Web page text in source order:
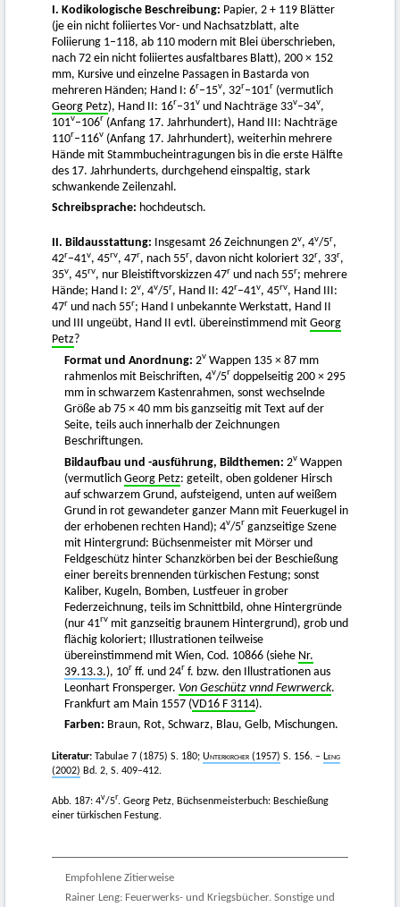
I. Kodikologische Beschreibung: Papier, 2 + 119 Blätter
(je ein nicht foliiertes Vor- und Nachsatzblatt, alte
Foliierung 1–118, ab 110 modern mit Blei überschrieben,
nach 72 ein nicht foliiertes ausfaltbares Blatt), 200 × 152
mm, Kursive und einzelne Passagen in Bastarda von
mehreren Händen; Hand I: 6r–15v, 32r–101r (vermutlich
Georg Petz), Hand II: 16r–31v und Nachträge 33v–34v,
101v–106r (Anfang 17. Jahrhundert), Hand III: Nachträge
110r–116v (Anfang 17. Jahrhundert), weiterhin mehrere
Hände mit Stammbucheintragungen bis in die erste Hälfte
des 17. Jahrhunderts, durchgehend einspaltig, stark
schwankende Zeilenzahl.
Schreibsprache: hochdeutsch.
II. Bildausstattung: Insgesamt 26 Zeichnungen 2v, 4v/5r,
42r–41v, 45rv, 47r, nach 55r, davon nicht koloriert 32r, 33r,
35v, 45rv, nur Bleistiftvorskizzen 47r und nach 55r; mehrere
Hände; Hand I: 2v, 4v/5r, Hand II: 42r–41v, 45rv, Hand III:
47r und nach 55r; Hand I unbekannte Werkstatt, Hand II
und III ungeübt, Hand II evtl. übereinstimmend mit Georg
Petz?
Format und Anordnung: 2v Wappen 135 × 87 mm
rahmenlos mit Beischriften, 4v/5r doppelseitig 200 × 295
mm in schwarzem Kastenrahmen, sonst wechselnde
Größe ab 75 × 40 mm bis ganzseitig mit Text auf der
Seite, teils auch innerhalb der Zeichnungen
Beschriftungen.
Bildaufbau und -ausführung, Bildthemen: 2v Wappen
(vermutlich Georg Petz: geteilt, oben goldener Hirsch
auf schwarzem Grund, aufsteigend, unten auf weißem
Grund in rot gewandeter ganzer Mann mit Feuerkugel in
der erhobenen rechten Hand); 4v/5r ganzseitige Szene
mit Hintergrund: Büchsenmeister mit Mörser und
Feldgeschütz hinter Schanzkörben bei der Beschießung
einer bereits brennenden türkischen Festung; sonst
Kaliber, Kugeln, Bomben, Lustfeuer in grober
Federzeichnung, teils im Schnittbild, ohne Hintergründe
(nur 41rv mit ganzseitig braunem Hintergrund), grob und
flächig koloriert; Illustrationen teilweise
übereinstimmend mit Wien, Cod. 10866 (siehe Nr.
39.13.3.), 10r ff. und 24r f. bzw. den Illustrationen aus
Leonhart Fronsperger. Von Geschütz vnnd Fewrwerck.
Frankfurt am Main 1557 (VD16 F 3114).
Farben: Braun, Rot, Schwarz, Blau, Gelb, Mischungen.
Literatur: Tabulae 7 (1875) S. 180; Unterkircher (1957) S. 156. – Leng
(2002) Bd. 2, S. 409–412.
Abb. 187: 4v/5r. Georg Petz, Büchsenmeisterbuch: Beschießung
einer türkischen Festung.
Empfohlene Zitierweise
Rainer Leng: Feuerwerks- und Kriegsbücher. Sonstige und